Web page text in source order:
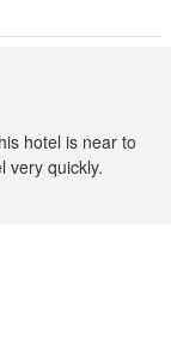
hotel is near to
very quickly.